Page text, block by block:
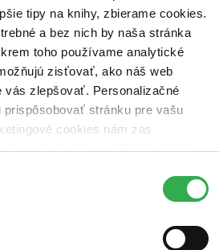
tipy na knihy, zbierame cookies.
a bez nich by naša stránka
toho používame analytické
zisťovať, ako náš web
vás zlepšovať. Personalizačné
stránku pre vašu
cookies nám zas
reklamy. Niektoré údaje
všetky tieto cookies. Ďakujeme!
znamená po švédsky ani veľa, ani
života, napríklad striedmo jesť a